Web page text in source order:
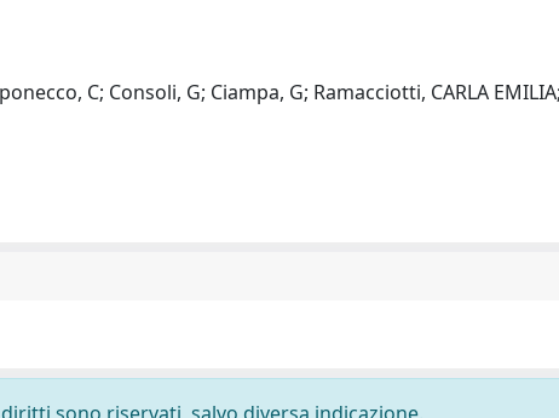
C; Consoli, G; Ciampa, G; Ramacciotti, CARLA EMILIA;